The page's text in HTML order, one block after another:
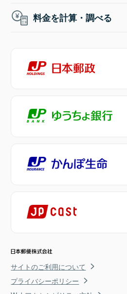
料金を計算・調べる
サイトのご利用について
プライバシーポリシー